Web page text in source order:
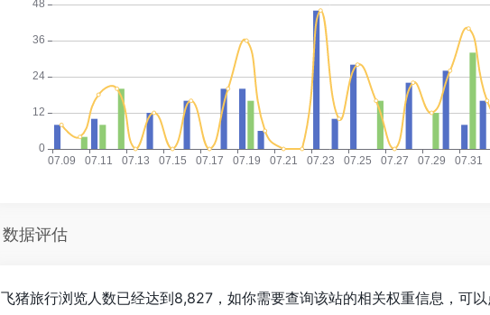
数据评估
飞猪旅行浏览人数已经达到8,827，如你需要查询该站的相关权重信息，可